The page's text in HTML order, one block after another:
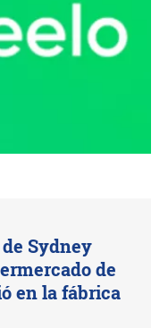
Sydney
de
en la fábrica